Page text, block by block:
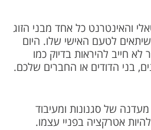
פיקאבוק על הקיר
חדש!פיקסל על הקיר
הדפס תמונתך בענק
גלריית מוצרים
משלוחים
והאינטרנט כל אחד מבני הזוג
לטעם האישי שלו. היום
חייב להיראות בדיוק כמו
בני הדודים או החברים שלכם.
של סגנונות ומעיבוד
אטרקציה בפניי עצמו.